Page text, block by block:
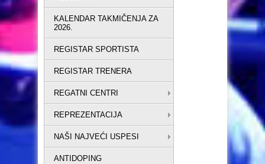
KALENDAR TAKMIČENJA ZA
2026.
REGISTAR SPORTISTA
REGISTAR TRENERA
REGATNI CENTRI
REPREZENTACIJA
NAŠI NAJVEĆI USPESI
ANTIDOPING